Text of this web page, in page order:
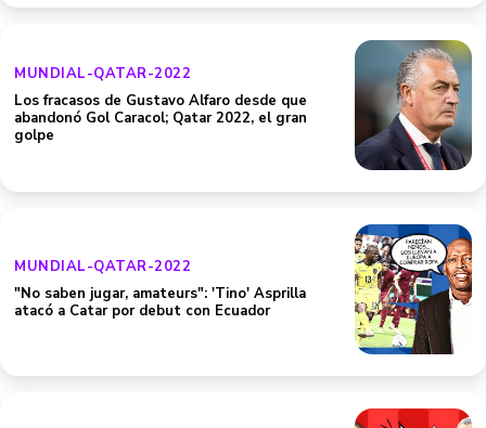
MUNDIAL-QATAR-2022
Los fracasos de Gustavo Alfaro desde que
abandonó Gol Caracol; Qatar 2022, el gran
golpe
MUNDIAL-QATAR-2022
"No saben jugar, amateurs": 'Tino' Asprilla
atacó a Catar por debut con Ecuador